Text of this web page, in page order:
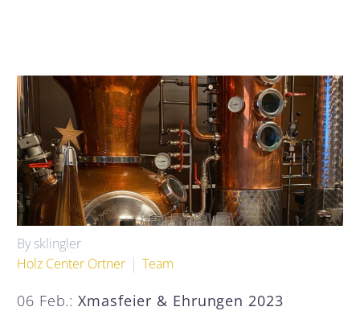
By sklingler
Holz Center Ortner
Team
06 Feb.:Xmasfeier & Ehrungen 2023